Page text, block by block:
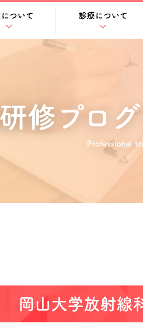
ついて 診療について
修プロ
Professional
岡山大学放射線